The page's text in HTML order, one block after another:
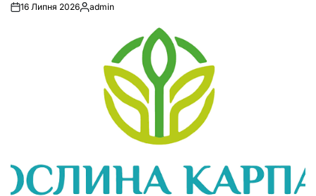
16 Липня 2026Опубліковано
admin